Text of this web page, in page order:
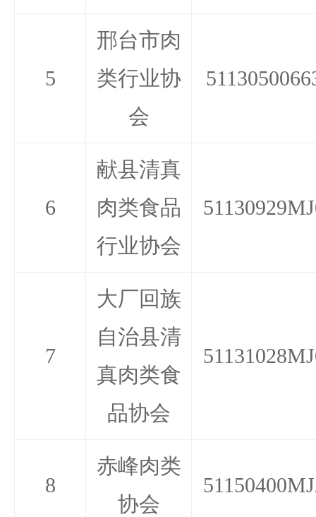
5
邢台市肉
类行业协
会
6
献县清真
肉类食品
行业协会
7
大厂回族
自治县清
真肉类食
品协会
8
赤峰肉类
协会